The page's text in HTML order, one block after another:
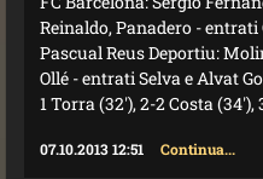
Reinaldo, Panadero -
Pascual Reus Deportiu:
Ollé - entrati Selva e Alvat
1 Torra (32'), 2-2 Costa
07.10.2013 12:51 Continua...